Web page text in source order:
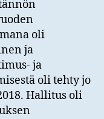
oli
ja
ja
oli tehty jo
Hallitus oli